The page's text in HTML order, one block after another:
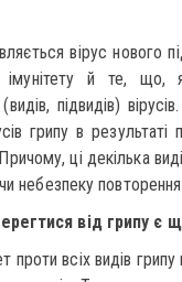
вірус нового
імунітету й те, що,
підвидів)
грипу в
ці декілька
небезпеку
від грипу є
проти всіх видів